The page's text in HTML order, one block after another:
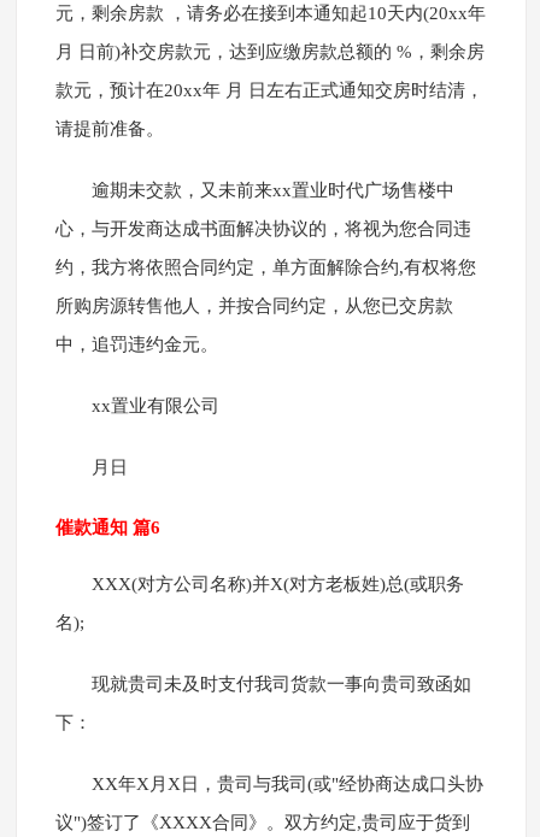
元，剩余房款 ，请务必在接到本通知起10天内(20xx年
月 日前)补交房款元，达到应缴房款总额的 %，剩余房
款元，预计在20xx年 月 日左右正式通知交房时结清，
请提前准备。
逾期未交款，又未前来xx置业时代广场售楼中
心，与开发商达成书面解决协议的，将视为您合同违
约，我方将依照合同约定，单方面解除合约,有权将您
所购房源转售他人，并按合同约定，从您已交房款
中，追罚违约金元。
xx置业有限公司
月日
催款通知 篇6
XXX(对方公司名称)并X(对方老板姓)总(或职务
名);
现就贵司未及时支付我司货款一事向贵司致函如
下：
XX年X月X日，贵司与我司(或"经协商达成口头协
议")签订了《XXXX合同》。双方约定,贵司应于货到